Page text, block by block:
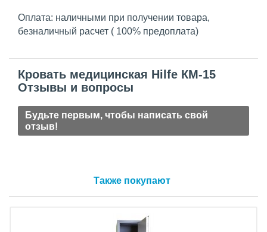
Оплата: наличными при получении товара,
безналичный расчет ( 100% предоплата)
Кровать медицинская Hilfe КМ-15
Отзывы и вопросы
Будьте первым, чтобы написать свой
отзыв!
Также покупают